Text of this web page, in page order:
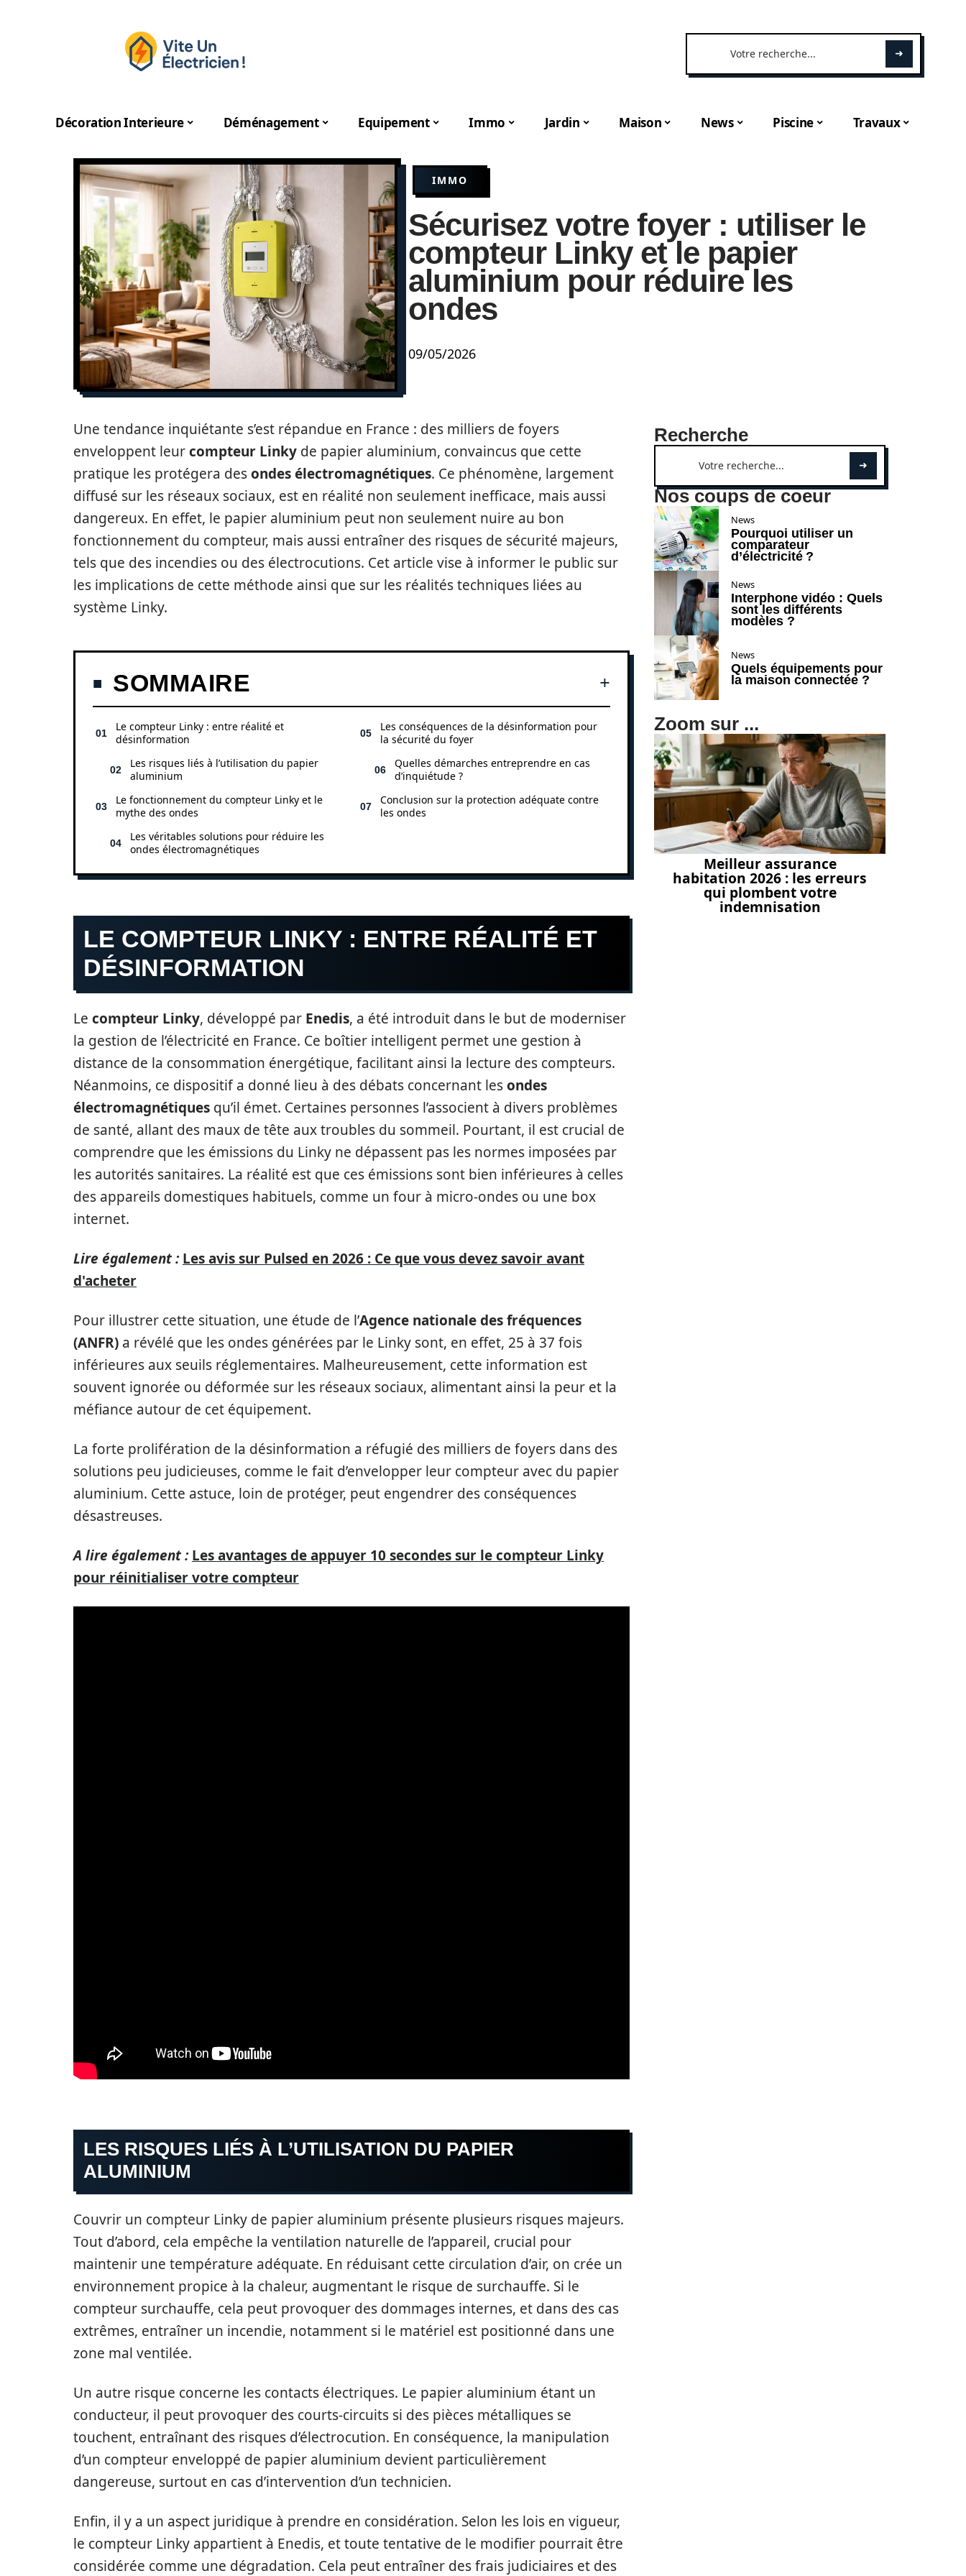
Décoration Interieure Déménagement Equipement Immo Jardin Maison News Piscine Travaux
IMMO
Sécurisez votre foyer : utiliser le
compteur Linky et le papier
aluminium pour réduire les
ondes
09/05/2026
Une tendance inquiétante s’est répandue en France : des milliers de foyers
enveloppent leurcompteur Linky de papier aluminium, convaincus que cette
pratique les protégera desondes électromagnétiques. Ce phénomène, largement
diffusé sur les réseaux sociaux, est en réalité non seulement inefficace, mais aussi
dangereux. En effet, le papier aluminium peut non seulement nuire au bon
fonctionnement du compteur, mais aussi entraîner des risques de sécurité majeurs,
tels que des incendies ou des électrocutions. Cet article vise à informer le public sur
les implications de cette méthode ainsi que sur les réalités techniques liées au
système Linky.
SOMMAIRE
Le compteur Linky : entre réalité et
désinformation
Les risques liés à l’utilisation du papier
aluminium
Le fonctionnement du compteur Linky et le
mythe des ondes
Les véritables solutions pour réduire les
ondes électromagnétiques
Les conséquences de la désinformation pour
la sécurité du foyer
Quelles démarches entreprendre en cas
d’inquiétude ?
Conclusion sur la protection adéquate contre
les ondes
LE COMPTEUR LINKY : ENTRE RÉALITÉ ET
DÉSINFORMATION
Le compteur Linky, développé par Enedis, a été introduit dans le but de moderniser
la gestion de l’électricité en France. Ce boîtier intelligent permet une gestion à
distance de la consommation énergétique, facilitant ainsi la lecture des compteurs.
Néanmoins, ce dispositif a donné lieu à des débats concernant lesondes
électromagnétiques qu’il émet. Certaines personnes l’associent à divers problèmes
de santé, allant des maux de tête aux troubles du sommeil. Pourtant, il est crucial de
comprendre que les émissions du Linky ne dépassent pas les normes imposées par
les autorités sanitaires. La réalité est que ces émissions sont bien inférieures à celles
des appareils domestiques habituels, comme un four à micro-ondes ou une box
internet.
Lire également : Les avis sur Pulsed en 2026 : Ce que vous devez savoir avant
d'acheter
Pour illustrer cette situation, une étude de l’Agence nationale des fréquences
(ANFR) a révélé que les ondes générées par le Linky sont, en effet, 25 à 37 fois
inférieures aux seuils réglementaires. Malheureusement, cette information est
souvent ignorée ou déformée sur les réseaux sociaux, alimentant ainsi la peur et la
méfiance autour de cet équipement.
La forte prolifération de la désinformation a réfugié des milliers de foyers dans des
solutions peu judicieuses, comme le fait d’envelopper leur compteur avec du papier
aluminium. Cette astuce, loin de protéger, peut engendrer des conséquences
désastreuses.
A lire également : Les avantages de appuyer 10 secondes sur le compteur Linky
pour réinitialiser votre compteur
LES RISQUES LIÉS À L’UTILISATION DU PAPIER
ALUMINIUM
Couvrir un compteur Linky de papier aluminium présente plusieurs risques majeurs.
Tout d’abord, cela empêche la ventilation naturelle de l’appareil, crucial pour
maintenir une température adéquate. En réduisant cette circulation d’air, on crée un
environnement propice à la chaleur, augmentant le risque de surchauffe. Si le
compteur surchauffe, cela peut provoquer des dommages internes, et dans des cas
extrêmes, entraîner un incendie, notamment si le matériel est positionné dans une
zone mal ventilée.
Un autre risque concerne les contacts électriques. Le papier aluminium étant un
conducteur, il peut provoquer des courts-circuits si des pièces métalliques se
touchent, entraînant des risques d’électrocution. En conséquence, la manipulation
d’un compteur enveloppé de papier aluminium devient particulièrement
dangereuse, surtout en cas d’intervention d’un technicien.
Enfin, il y a un aspect juridique à prendre en considération. Selon les lois en vigueur,
le compteur Linky appartient à Enedis, et toute tentative de le modifier pourrait être
considérée comme une dégradation. Cela peut entraîner des frais judiciaires et des
Recherche
Nos coups de coeur
News
Pourquoi utiliser un
comparateur
d’électricité ?
News
Interphone vidéo : Quels
sont les différents
modèles ?
News
Quels équipements pour
la maison connectée ?
Zoom sur ...
Meilleur assurance
habitation 2026 : les erreurs
qui plombent votre
indemnisation